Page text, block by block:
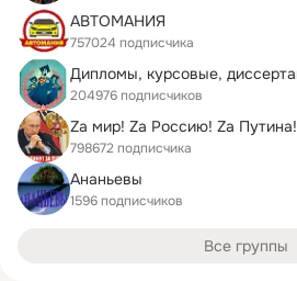
АВТОМАНИЯ
757024 подписчика
204976 подписчиков
Zа мир! Zа Россию! Zа Путина!
798672 подписчика
Ананьевы
1596 подписчиков
Все группы